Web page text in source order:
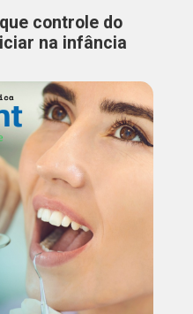
controle do
na infância